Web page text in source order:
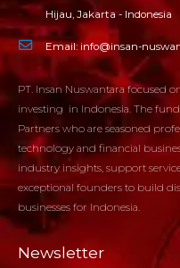
Hijau, Jakarta - Indonesia
Email: info@insan-
PT. Insan Nuswantara focused
investing in Indonesia. The
Partners who are seasoned
technology and financial
industry insights, support
exceptional founders to build
businesses for Indonesia.
Newsletter